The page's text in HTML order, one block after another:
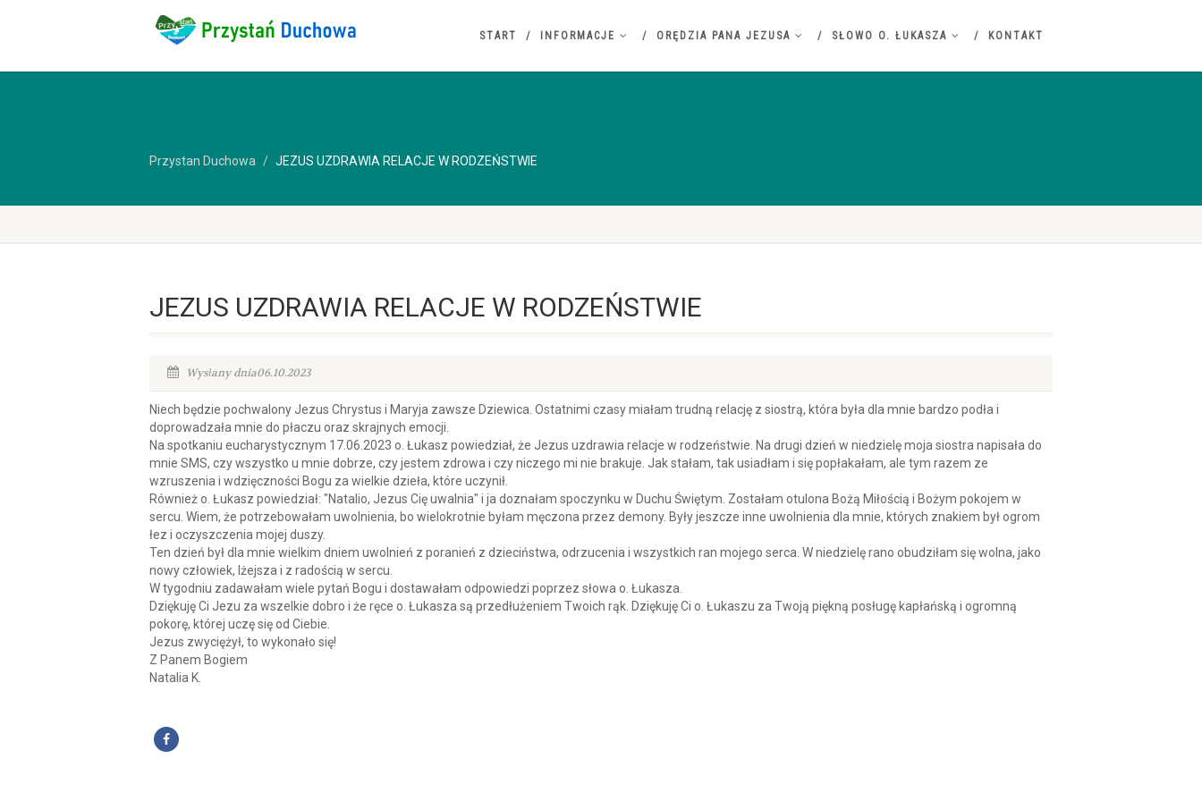
START INFORMACJE ORĘDZIA PANA JEZUSA SŁOWO O. ŁUKASZA KONTAKT
Przystan Duchowa JEZUS UZDRAWIA RELACJE W RODZEŃSTWIE
JEZUS UZDRAWIA RELACJE W RODZEŃSTWIE
Wysłany dnia06.10.2023
Niech będzie pochwalony Jezus Chrystus i Maryja zawsze Dziewica. Ostatnimi czasy miałam trudną relację z siostrą, która była dla mnie bardzo podła i
doprowadzała mnie do płaczu oraz skrajnych emocji.
Na spotkaniu eucharystycznym 17.06.2023 o. Łukasz powiedział, że Jezus uzdrawia relacje w rodzeństwie. Na drugi dzień w niedzielę moja siostra napisała do
mnie SMS, czy wszystko u mnie dobrze, czy jestem zdrowa i czy niczego mi nie brakuje. Jak stałam, tak usiadłam i się popłakałam, ale tym razem ze
wzruszenia i wdzięczności Bogu za wielkie dzieła, które uczynił.
Również o. Łukasz powiedział: "Natalio, Jezus Cię uwalnia" i ja doznałam spoczynku w Duchu Świętym. Zostałam otulona Bożą Miłością i Bożym pokojem w
sercu. Wiem, że potrzebowałam uwolnienia, bo wielokrotnie byłam męczona przez demony. Były jeszcze inne uwolnienia dla mnie, których znakiem był ogrom
łez i oczyszczenia mojej duszy.
Ten dzień był dla mnie wielkim dniem uwolnień z poranień z dzieciństwa, odrzucenia i wszystkich ran mojego serca. W niedzielę rano obudziłam się wolna, jako
nowy człowiek, lżejsza i z radością w sercu.
W tygodniu zadawałam wiele pytań Bogu i dostawałam odpowiedzi poprzez słowa o. Łukasza.
Dziękuję Ci Jezu za wszelkie dobro i że ręce o. Łukasza są przedłużeniem Twoich rąk. Dziękuję Ci o. Łukaszu za Twoją piękną posługę kapłańską i ogromną
pokorę, której uczę się od Ciebie.
Jezus zwyciężył, to wykonało się!
Z Panem Bogiem
Natalia K.